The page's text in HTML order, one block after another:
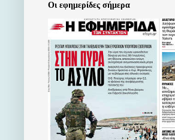
Οι εφημερίδες σήμερα